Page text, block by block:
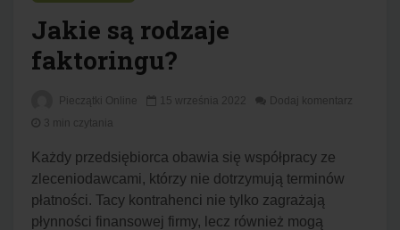
Jakie są rodzaje
faktoringu?
Pieczątki Online 15 września 2022
Dodaj komentarz
3 min czytania
Każdy przedsiębiorca obawia się współpracy ze
zleceniodawcami, którzy nie dotrzymują terminów
płatności. Tacy kontrahenci nie tylko zagrażają
płynności finansowej firmy, lecz również mogą